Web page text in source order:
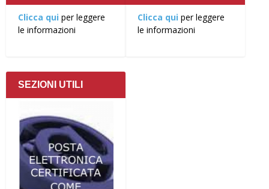
Clicca qui per leggere
le informazioni
Clicca qui per leggere
le informazioni
SEZIONI UTILI